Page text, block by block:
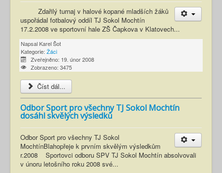
Zdařilý turnaj v halové kopané mladších žáků
uspořádal fotbalový oddíl TJ Sokol Mochtín
17.2.2008 ve sportovní hale ZŠ Čapkova v Klatovech...
Napsal Karel Šot
Kategorie: Žáci
Zveřejněno: 19. únor 2008
Zobrazeno: 3475
Číst dál...
Odbor Sport pro všechny TJ Sokol Mochtín
dosáhl skvělých výsledků
Odbor Sport pro všechny TJ Sokol
MochtínBlahopřeje k prvním skvělým výsledkům
r.2008 Sportovci odboru SPV TJ Sokol Mochtín absolvovali
v únoru letošního roku 2008 své...